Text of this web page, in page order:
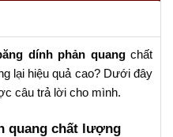
dính phản quangchất
lại hiệu quả cao? Dưới đây
câu trả lời cho mình.
quang chất lượng